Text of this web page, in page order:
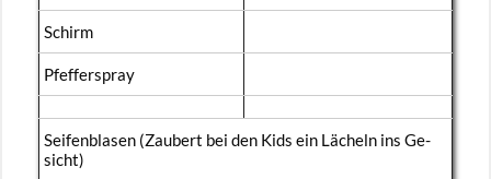
Schirm
Pfef­fer­spray
Sei­fen­bla­sen (Zau­bert bei den Kids ein Lä­cheln ins Ge­
sicht)